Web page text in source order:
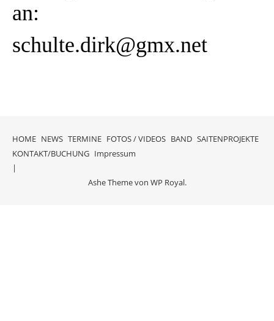
an:
schulte.dirk@gmx.net
HOME NEWS TERMINE FOTOS / VIDEOS BAND SAITENPROJEKTE
KONTAKT/BUCHUNG Impressum
Ashe Theme von WP Royal.